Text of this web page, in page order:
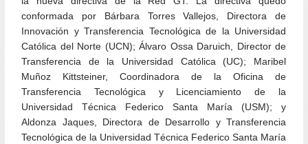
conformada por Bárbara Torres Vallejos, Directora de
Innovación y Transferencia Tecnológica de la Universidad
Católica del Norte (UCN); Álvaro Ossa Daruich, Director de
Transferencia de la Universidad Católica (UC); Maribel
Muñoz Kittsteiner, Coordinadora de la Oficina de
Transferencia Tecnológica y Licenciamiento de la
Universidad Técnica Federico Santa María (USM); y
Aldonza Jaques, Directora de Desarrollo y Transferencia
Tecnológica de la Universidad Técnica Federico Santa María